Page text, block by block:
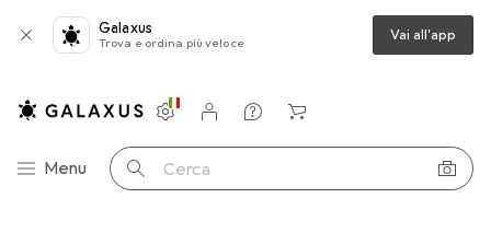
Galaxus
Trova e ordina più veloce Vai all'app
Categoria Navigazione
Menu Cerca
Impostazioni
Conto cliente
Liste di confronto
Liste dei desideri
Carrello